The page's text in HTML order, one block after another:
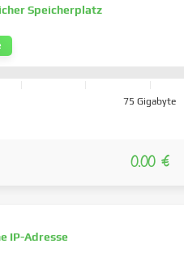
Speicherplatz
75 Gigabyte
0.00 €
IP-Adresse